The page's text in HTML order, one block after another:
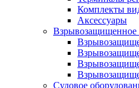
Комплекты
Аксессуары
Взрывозащищенное
Судовое